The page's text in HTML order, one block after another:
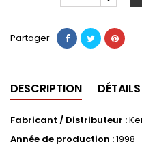
Partager
DESCRIPTION
Fabricant / Distributeur :
Année de production :1998